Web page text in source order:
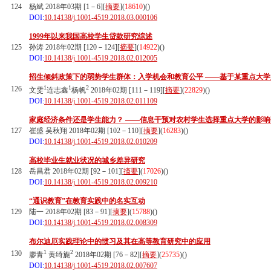
124 杨斌 2018年03期 [1－6][摘要](18610)()
DOI:10.14138/j.1001-4519.2018.03.000106
125
1999年以来我国高校学生贷款研究综述
孙涛 2018年02期 [120－124][摘要](14922)()
DOI:10.14138/j.1001-4519.2018.02.012005
126
招生倾斜政策下的弱势学生群体：入学机会和教育公平 ——基于某重点大
文雯1连志鑫1杨帆2 2018年02期 [111－119][摘要](22829)()
DOI:10.14138/j.1001-4519.2018.02.011109
127
家庭经济条件还是学生能力？ ——信息干预对农村学生选择重点大学的影
崔盛 吴秋翔 2018年02期 [102－110][摘要](16283)()
DOI:10.14138/j.1001-4519.2018.02.010209
128
高校毕业生就业状况的城乡差异研究
岳昌君 2018年02期 [92－101][摘要](17026)()
DOI:10.14138/j.1001-4519.2018.02.009210
129
“通识教育”在教育实践中的名实互动
陆一 2018年02期 [83－91][摘要](15788)()
DOI:10.14138/j.1001-4519.2018.02.008309
130
布尔迪厄实践理论中的惯习及其在高等教育研究中的应用
廖青1 黄绮旎2 2018年02期 [76－82][摘要](25735)()
DOI:10.14138/j.1001-4519.2018.02.007607